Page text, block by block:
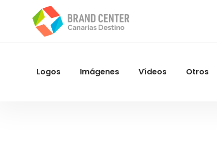
contenido
Menu
Logos Imágenes Vídeos Otros